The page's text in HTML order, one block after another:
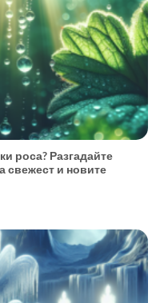
роса? Разгадайте
свежест и новите